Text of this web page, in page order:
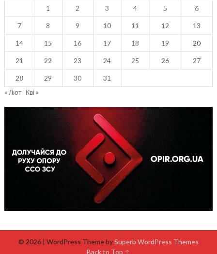
1 2 3 4 5 6
7 8 9 10 11 12 13
14 15 16 17 18 19 20
21 22 23 24 25 26 27
28 29 30
31
« Лют Кві »
© 2026 | WordPress Theme bySuperb WordPress Themes
Back to Top ↑